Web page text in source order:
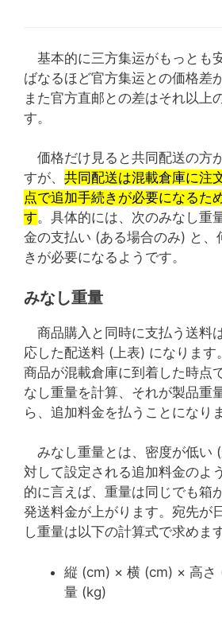
基本的に三方集运がもっとも
ばなるほど官方集运との価格差
また官方直邮との差はそれ以上
す。
価格だけ見ると共同配送の方
すが、 共同配送は混載倉庫に注
点で追加手続きが必要になるた
す。具体的には、次のみなし重
金の支払い (ある場合のみ) と、
きが必要になるようです。
みなし重量
商品購入と同時に支払う送料
応した配送料 (上表) になります
商品が混載倉庫に到着した時点
なし重量を計算、それが製品重
ら、追加料金を払うことになり
みなし重量とは、密度が低い
対して設定される追加料金のよ
的に言えば、重量は同じでも箱
発送料金が上がります。宛先が
し重量は以下の計算式で求めます
縦 (cm) × 横 (cm) × 高さ
量 (kg)